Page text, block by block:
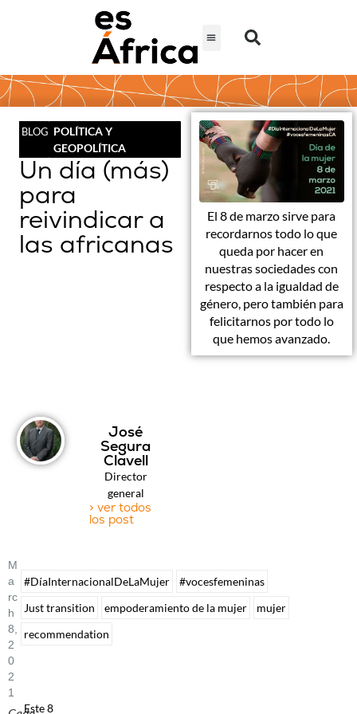
BLOG POLÍTICA Y
GEOPOLÍTICA
Un día (más)
para
reivindicar a
las africanas
El 8 de marzo sirve para
recordarnos todo lo que
queda por hacer en
nuestras sociedades con
respecto a la igualdad de
género, pero también para
felicitarnos por todo lo
que hemos avanzado.
José
Segura
Clavell
Director
general
> ver todos
los post
M
A
Rc
H
8,
2
0
2
1
Este 8
#DíaInternacionalDeLaMujer
#vocesfemeninas
Just transition
empoderamiento de la mujer
mujer
recommendation